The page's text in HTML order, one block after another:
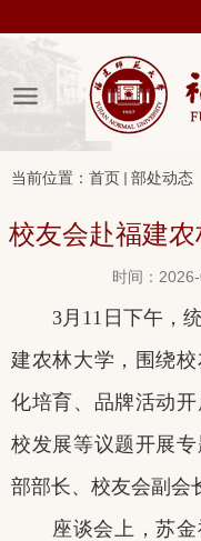
当前位置： 首页 部处动态
校友会赴福建
时间：
3月 11 日下午，
建农林大学，围绕
化培育、品牌活动
校发展等议题开展
部部长、校友会副会
座谈会上，苏